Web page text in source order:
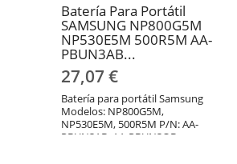
Batería Para Portátil
SAMSUNG NP800G5M
NP530E5M 500R5M AA-
PBUN3AB...
27,07 €
Batería para portátil Samsung
Modelos: NP800G5M,
NP530E5M, 500R5M P/N: AA-
PBUN3AB, AA-PBUN3QB